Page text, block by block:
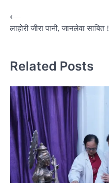
Post
navigation
⟵
लाहोरी जीरा पानी, जानलेवा साबित !
Related Posts